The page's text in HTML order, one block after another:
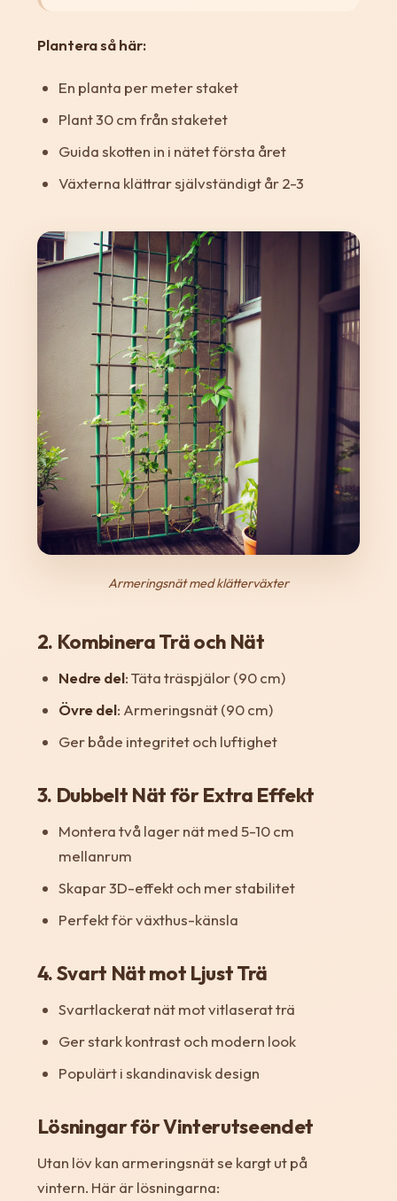
Plantera så här:
En planta per meter staket
Plant 30 cm från staketet
Guida skotten in i nätet första året
Växterna klättrar självständigt år 2-3
Armeringsnät med klätterväxter
2. Kombinera Trä och Nät
Nedre del: Täta träspjälor (90 cm)
Övre del: Armeringsnät (90 cm)
Ger både integritet och luftighet
3. Dubbelt Nät för Extra Effekt
Montera två lager nät med 5-10 cm
mellanrum
Skapar 3D-effekt och mer stabilitet
Perfekt för växthus-känsla
4. Svart Nät mot Ljust Trä
Svartlackerat nät mot vitlaserat trä
Ger stark kontrast och modern look
Populärt i skandinavisk design
Lösningar för Vinterutseendet
Utan löv kan armeringsnät se kargt ut på
vintern. Här är lösningarna: